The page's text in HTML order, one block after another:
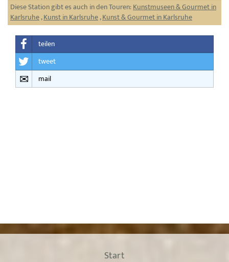
Diese Station gibt es auch in den Touren:Kunstmuseen & Gourmet in
Karlsruhe,Kunst in Karlsruhe,Kunst & Gourmet in Karlsruhe
teilen
tweet
mail
Start